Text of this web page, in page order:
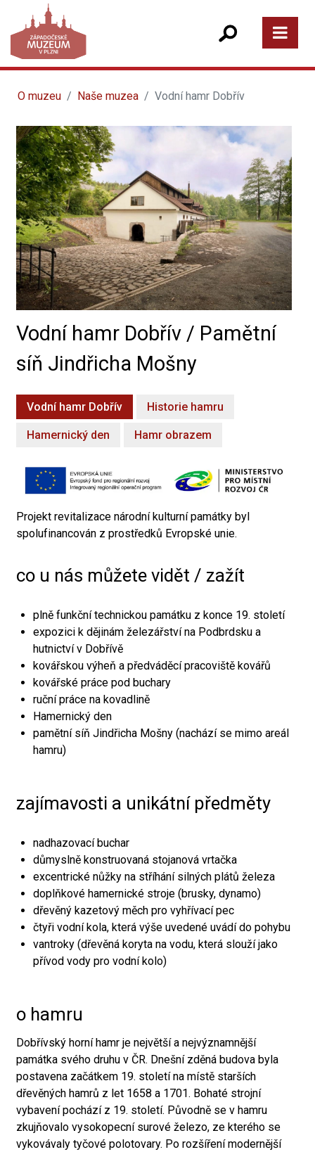
O muzeu Naše muzea Vodní hamr Dobřív
Vodní hamr Dobřív / Pamětní
síň Jindřicha Mošny
Vodní hamr Dobřív Historie hamru
Hamernický den Hamr obrazem
Projekt revitalizace národní kulturní památky byl
spolufinancován z prostředků Evropské unie.
co u nás můžete vidět / zažít
plně funkční technickou památku z konce 19. století
expozici k dějinám železářství na Podbrdsku a
hutnictví v Dobřívě
kovářskou výheň a předváděcí pracoviště kovářů
kovářské práce pod buchary
ruční práce na kovadlině
Hamernický den
pamětní síň Jindřicha Mošny (nachází se mimo areál
hamru)
zajímavosti a unikátní předměty
nadhazovací buchar
důmyslně konstruovaná stojanová vrtačka
excentrické nůžky na stříhání silných plátů železa
doplňkové hamernické stroje (brusky, dynamo)
dřevěný kazetový měch pro vyhřívací pec
čtyři vodní kola, která výše uvedené uvádí do pohybu
vantroky (dřevěná koryta na vodu, která slouží jako
přívod vody pro vodní kolo)
o hamru
Dobřívský horní hamr je největší a nejvýznamnější
památka svého druhu v ČR. Dnešní zděná budova byla
postavena začátkem 19. století na místě starších
dřevěných hamrů z let 1658 a 1701. Bohaté strojní
vybavení pochází z 19. století. Původně se v hamru
zkujňovalo vysokopecní surové železo, ze kterého se
vykovávaly tyčové polotovary. Po rozšíření modernější